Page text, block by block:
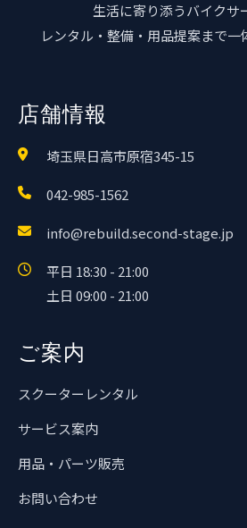
生活に寄り添うバイクサ
レンタル・整備・用品提案まで一
店舗情報
埼玉県日高市原宿345-15
042-985-1562
info@rebuild.second-stage.jp
平日 18:30 - 21:00
土日 09:00 - 21:00
ご案内
スクーターレンタル
サービス案内
用品・パーツ販売
お問い合わせ